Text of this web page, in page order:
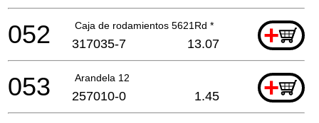
Caja de rodamientos 5621Rd * +
052 317035-7 13.07
Arandela 12 +
053 257010-0 1.45